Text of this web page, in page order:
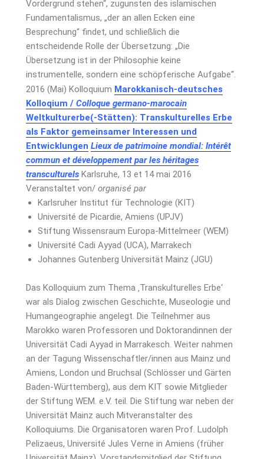
Vordergrund stehen“, zugunsten des islamischen
Fundamentalismus, „der an allen Ecken eine
Besprechung“ findet, und schließlich die
entscheidende Rolle der Übersetzung: „Die
Übersetzung ist in der Philosophie keine
instrumentelle, sondern eine schöpferische Aufgabe“.
2016 (Mai) Kolloquium Marokkanisch-deutsches
Kolloqium /Colloque germano-marocain
Weltkulturerbe(-Stätten): Transkulturelles Erbe
als Faktor gemeinsamer Interessen und
Entwicklungen Lieux de patrimoine mondial: Intérêt
commun et développement par les héritages
transculturels Karlsruhe, 13 et 14 mai 2016
Veranstaltet von/organisé par
Karlsruher Institut für Technologie (KIT)
Université de Picardie, Amiens (UPJV)
Stiftung Wissensraum Europa-Mittelmeer (WEM)
Université Cadi Ayyad (UCA), Marrakech
Johannes Gutenberg Universität Mainz (JGU)
Das Kolloquium zum Thema ‚Transkulturelles Erbe‘
war als Dialog zwischen Geschichte, Museologie und
Humangeographie angelegt. Die Teilnehmer aus
Marokko waren Professoren und Doktorandinnen der
Universität Cadi Ayyad in Marrakesch. Weiter nahmen
an der Tagung Wissenschaftler/innen aus Mainz und
Amiens, London und Bruchsal (Schlösser und Gärten
Baden-Württemberg), aus dem KIT sowie Mitglieder
der Stiftung WEM. e.V. teil. Die Stiftung war neben der
Universität Mainz auch Mitveranstalter des
Kolloquiums. Die Organisatoren waren Prof. Ludolph
Pelizaeus, Université Jules Verne in Amiens (früher